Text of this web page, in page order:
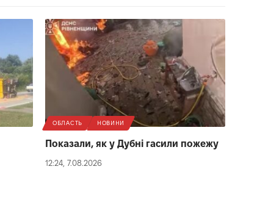
ОБЛАСТЬ НОВИНИ
Показали, як у Дубні гасили пожежу
12:24, 7.08.2026